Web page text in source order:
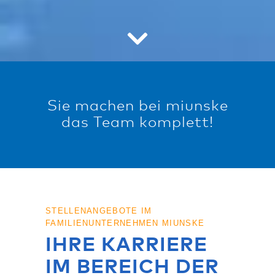
Sie machen bei miunske
das Team komplett!
STELLENANGEBOTE IM
FAMILIENUNTERNEHMEN MIUNSKE
IHRE KARRIERE
IM BEREICH DER